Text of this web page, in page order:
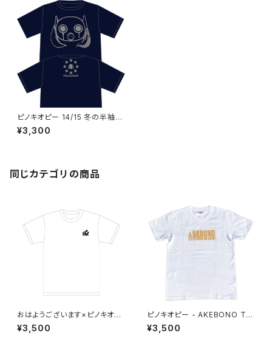
ピノキオピー 14/15 冬の半袖T
シャツ：ネイビー
¥3,300
同じカテゴリの商品
おはようございます×ピノキオピ
ー×あらいやかしこ「心」Tシャツ
（ホワイト）
¥3,500
ピノキオピー - AKEBONO Tシ
ャツ（白）
¥3,500